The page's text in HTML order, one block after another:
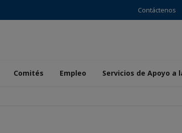
Contáctenos
Comités Empleo Servicios de Apoyo a